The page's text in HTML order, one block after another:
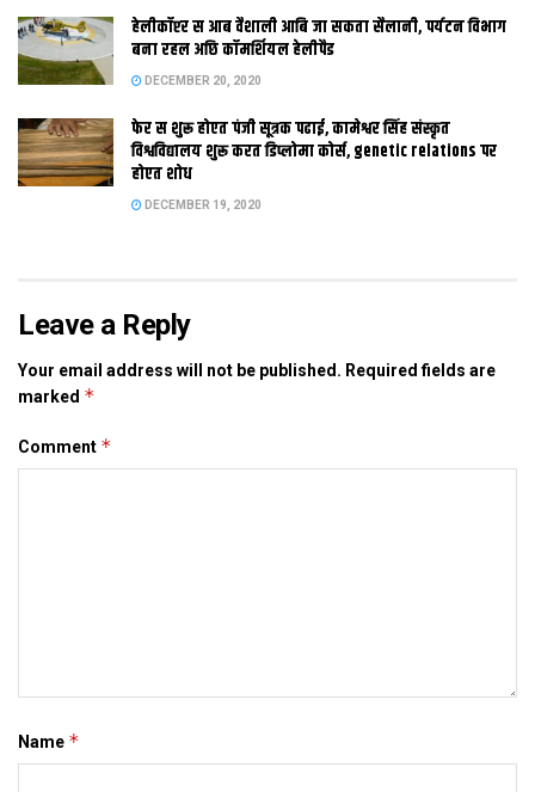
परिचालन कैल जा रहल अछि। ओतहि सहरसा-मधेपुरा क बीच नव बड़ी रेल
लाइन पर सेहो ट्रेन क परिचालन आरंभ भ गेल। एहि मार्ग पर तत्काल दू जोड़ी
18 माह पूर्व कोसी तटबंध टूटलाक बाद रेल लाइन समेत रेल पुल बहि गेल
छल।
हेलीकॉप्टर स आब वैशाली आबि जा सकता सैलानी, पर्यटन विभाग
बना रहल अछि कॉमर्शियल हेलीपैड
DECEMBER 20, 2020
फेर स शुरू होएत पंजी सूत्रक पढाई, कामेश्वर सिंह संस्कृत
विश्वविद्यालय शुरू करत डिप्लोमा कोर्स, genetic relations पर
होएत शोध
DECEMBER 19, 2020
Leave a Reply
Your email address will not be published. Required fields are
marked *
Comment *
Name *